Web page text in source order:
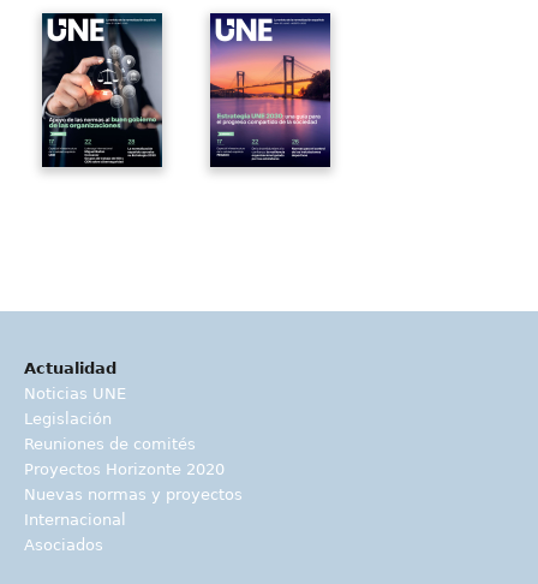
Actualidad
Noticias UNE
Legislación
Reuniones de comités
Proyectos Horizonte 2020
Nuevas normas y proyectos
Internacional
Asociados